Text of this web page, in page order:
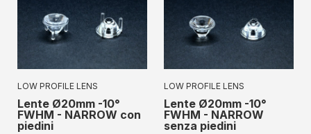
LOW PROFILE LENS
Lente Ø20mm -10°
FWHM - NARROW con
piedini
LOW PROFILE LENS
Lente Ø20mm -10°
FWHM - NARROW
senza piedini